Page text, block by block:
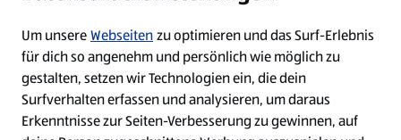
Leichte Sprache
Kontakt
Um unsereWebseitenzu optimieren und das Surf-Erlebnis
für dich so angenehm und persönlich wie möglich zu
gestalten, setzen wir Technologien ein, die dein
Surfverhalten erfassen und analysieren, um daraus
Erkenntnisse zur Seiten-Verbesserung zu gewinnen, auf